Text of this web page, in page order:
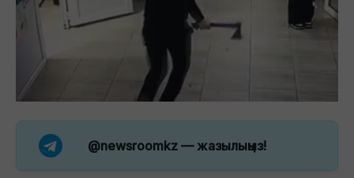
@newsroomkz — жазылыңыз!